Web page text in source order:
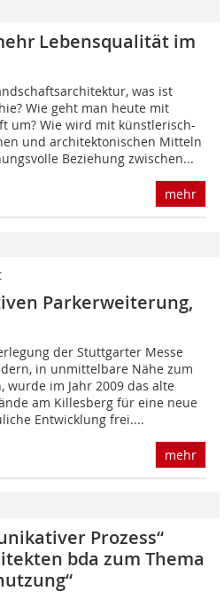
Lebensqualität im
was ist
Wie geht man heute mit
um? Wie wird mit künstlerisch-
und architektonischen Mitteln
Beziehung zwischen...
mehr
Parkerweiterung,
der Stuttgarter Messe
in unmittelbare Nähe zum
wurde im Jahr 2009 das alte
am Killesberg für eine neue
Entwicklung frei....
mehr
Prozess“
bda zum Thema